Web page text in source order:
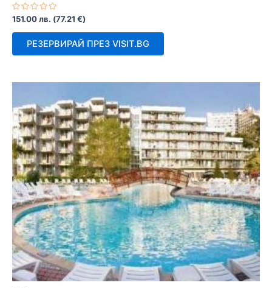
Оценено
с
0
151.00лв. (77.21 €)
РЕЗЕРВИРАЙ ПРЕЗ VISIT.BG